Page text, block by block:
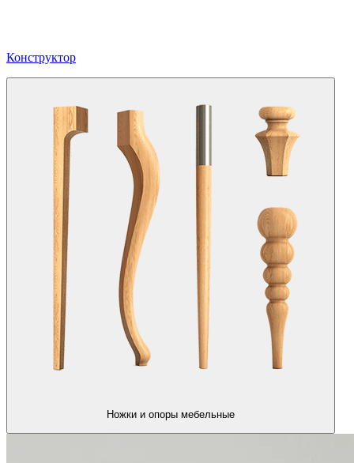
Конструктор
Ножки и опоры мебельные